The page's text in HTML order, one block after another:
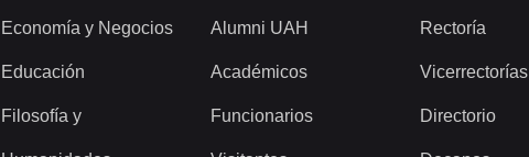
Economía y Negocios
Educación
Filosofía y
Alumni UAH
Académicos
Funcionarios
Rectoría
Vicerrectorías
Directorio